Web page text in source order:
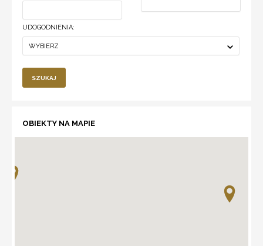
UDOGODNIENIA:
WYBIERZ
SZUKAJ
OBIEKTY NA MAPIE